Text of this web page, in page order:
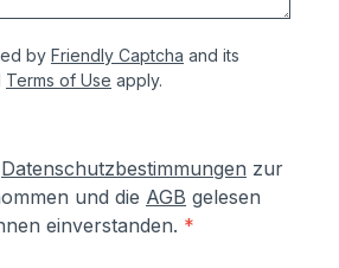
selbst ausgetauscht
sind mit Hammerschrauben
Austuasch im Falle einer
Beschädigung durch Laien möglich
by Friendly Captcha and its
Terms of Use apply.
Datenschutzbestimmungen zur
und die AGB gelesen
einverstanden. *